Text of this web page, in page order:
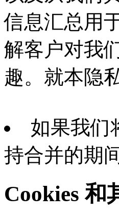
信息汇总用
解客户对我
趣。就本隐
如果我们
持合并的期
Cookies 和